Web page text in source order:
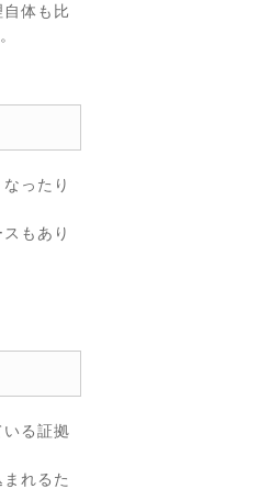
体も比
ったり
もあり
る証拠
れるた